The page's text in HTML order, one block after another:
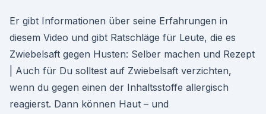
Er gibt Informationen über seine Erfahrungen in
diesem Video und gibt Ratschläge für Leute, die es
Zwiebelsaft gegen Husten: Selber machen und Rezept
| Auch für Du solltest auf Zwiebelsaft verzichten,
wenn du gegen einen der Inhaltsstoffe allergisch
reagierst. Dann können Haut – und